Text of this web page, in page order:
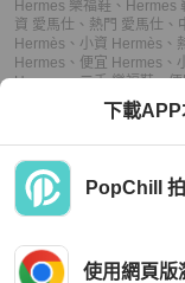
Hermes 樂福鞋 、 Hermes
資 愛馬仕 、 熱門 愛馬仕 、
Hermès 、 小資 Hermès 、
Hermes 、 便宜 Hermes 、
Hermes、二手 樂福鞋、
推薦 樂福鞋、二手 鞋子
下載APP
PopChill
使用網頁版